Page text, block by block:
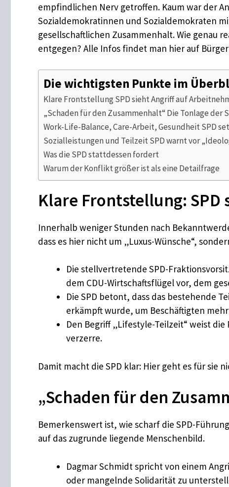
empfindlichen Nerv getroffen. Kaum war der
Sozialdemokratinnen und Sozialdemokraten
gesellschaftlichen Zusammenhalt. Wie genau
entgegen? Alle Infos findet man hier auf
Die wichtigsten Punkte im
Klare Frontstellung SPD sieht Angriff auf
„Schaden für den Zusammenhalt“ Die Tonlage der
Work-Life-Balance, Care-Arbeit, Gesundheit SPD
Sozialleistungen und Teilzeit SPD warnt vor
Was die SPD stattdessen fordert
Warum der Konflikt größer ist als eine Detailfrage
Klare Frontstellung:
Innerhalb weniger Stunden nach
dass es hier nicht um „Luxus-Wünsche“,
Die stellvertretende SPD-
dem CDU-Wirtschaftsflügel vor, dem
Die SPD betont, dass das bestehende
erkämpft wurde, um Beschäftigten
Den Begriff „Lifestyle-Teilzeit“ weist
verzerre.
Damit macht die SPD klar: Hier geht es für
„Schaden für den
Bemerkenswert ist, wie scharf die SPD-
auf das zugrunde liegende Menschenbild.
Dagmar Schmidt spricht von einem
oder mangelnde Solidarität zu